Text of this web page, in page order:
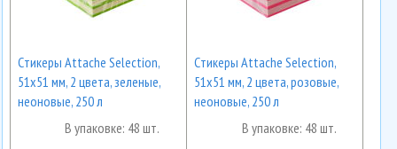
Cтикеры Attache Selection,
51х51 мм, 2 цвета, зеленые,
неоновые, 250 л
В упаковке: 48 шт.
Cтикеры Attache Selection,
51х51 мм, 2 цвета, розовые,
неоновые, 250 л
В упаковке: 48 шт.